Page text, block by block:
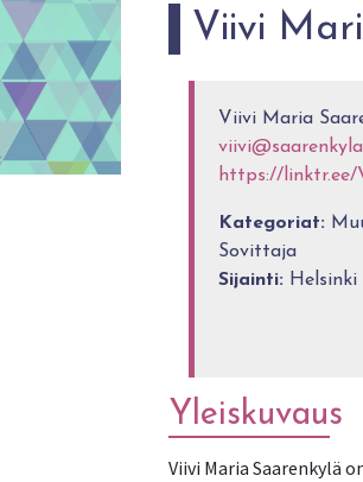
Viivi
Viivi Maria
https://linktr.ee/
Kategoriat:
Sovittaja
Sijainti: Helsinki
Yleiskuvaus
Viivi Maria Saarenkylä